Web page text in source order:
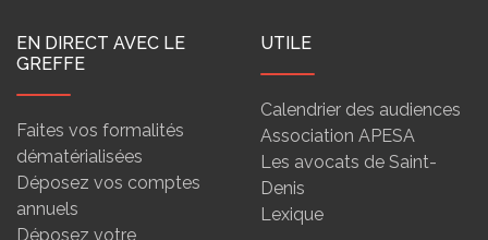
EN DIRECT AVEC LE
GREFFE
Faites vos formalités
dématérialisées
Déposez vos comptes
annuels
Déposez votre
UTILE
Calendrier des audiences
Association APESA
Les avocats de Saint-
Denis
Lexique